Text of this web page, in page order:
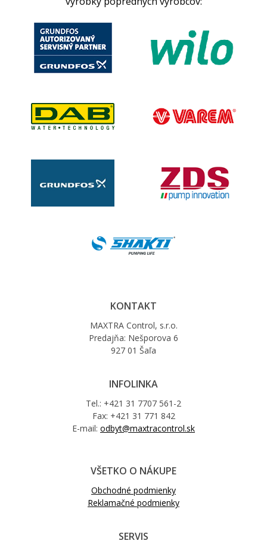
KONTAKT
MAXTRA Control, s.r.o.
Predajňa: Nešporova 6
927 01 Šaľa
INFOLINKA
Tel.: +421 31 7707 561-2
Fax: +421 31 771 842
E-mail: odbyt@maxtracontrol.sk
VŠETKO O NÁKUPE
Obchodné podmienky
Reklamačné podmienky
SERVIS